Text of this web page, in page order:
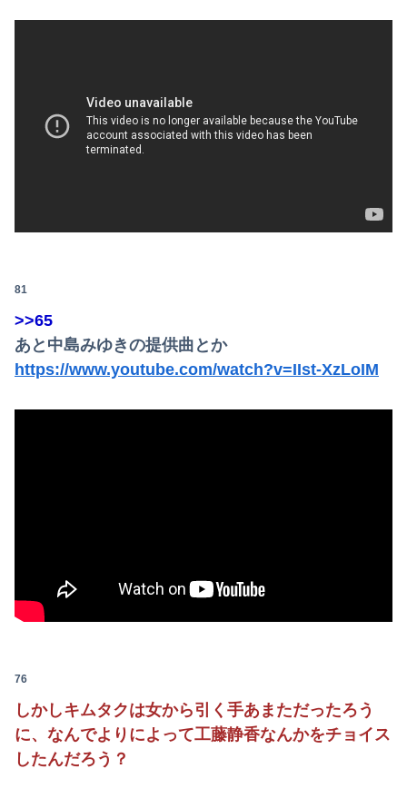
81
>>65
あと中島みゆきの提供曲とか
https://www.youtube.com/watch?v=IIst-XzLoIM
76
しかしキムタクは女から引く手あまただったろう
に、なんでよりによって工藤静香なんかをチョイス
したんだろう？